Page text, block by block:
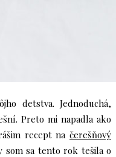
detstva. Jednoduchá,
Preto mi napadla ako
recept na čerešňový
som sa tento rok tešila o